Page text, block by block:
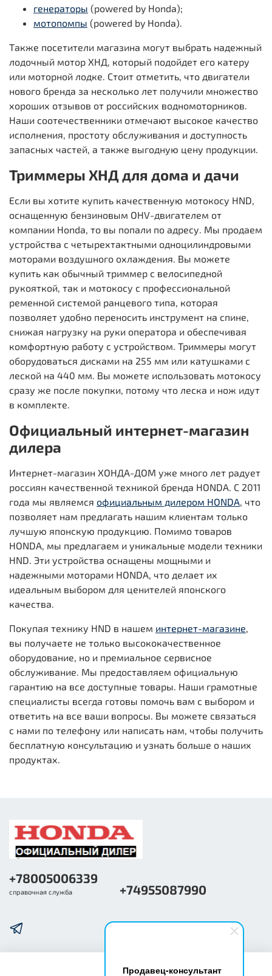
Продавец-консультант
генераторы (powered by Honda);
мотопомпы (powered by Honda).
Также посетители магазина могут выбрать надежный
лодочный мотор ХНД, который подойдет его катеру
или моторной лодке. Стоит отметить, что двигатели
нового бренда за несколько лет получили множество
хороших отзывов от российских водномоторников.
Наши соотечественники отмечают высокое качество
исполнения, простоту обслуживания и доступность
запасных частей, а также выгодную цену продукции.
Триммеры ХНД для дома и дачи
Если вы хотите купить качественную мотокосу HND,
оснащенную бензиновым OHV-двигателем от
компании Honda, то вы попали по адресу. Мы продаем
устройства с четырехтактными одноцилиндровыми
моторами воздушного охлаждения. Вы можете
купить как обычный триммер с велосипедной
рукояткой, так и мотокосу с профессиональной
ременной системой ранцевого типа, которая
позволяет удобно переносить инструмент на спине,
снижая нагрузку на руки оператора и обеспечивая
комфортную работу с устройством. Триммеры могут
оборудоваться дисками на 255 мм или катушками с
леской на 440 мм. Вы можете использовать мотокосу
сразу же после покупки, потому что леска и нож идут
в комплекте.
Официальный интернет-магазин
дилера
Интернет-магазин ХОНДА-ДОМ уже много лет радует
россиян качественной техникой бренда HONDA. С 2011
года мы являемся официальным дилером HONDA , что
позволяет нам предлагать нашим клиентам только
лучшую японскую продукцию. Помимо товаров
HONDA, мы предлагаем и уникальные модели техники
HND. Эти устройства оснащены мощными и
надежными моторами HONDA, что делает их
идеальным выбором для ценителей японского
качества.
Покупая технику HND в нашем интернет-магазине
вы получаете не только высококачественное
оборудование, но и премиальное сервисное
обслуживание. Мы предоставляем официальную
гарантию на все доступные товары. Наши грамотные
специалисты всегда готовы помочь вам с выбором и
ответить на все ваши вопросы. Вы можете связаться
с нами по телефону или написать нам, чтобы получить
бесплатную консультацию и узнать больше о наших
продуктах.
+78005006339
справочная служба +74955087990